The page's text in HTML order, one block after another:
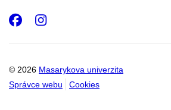
© 2026 Masarykova univerzita
Správce webu
Cookies
Facebook
Instagram